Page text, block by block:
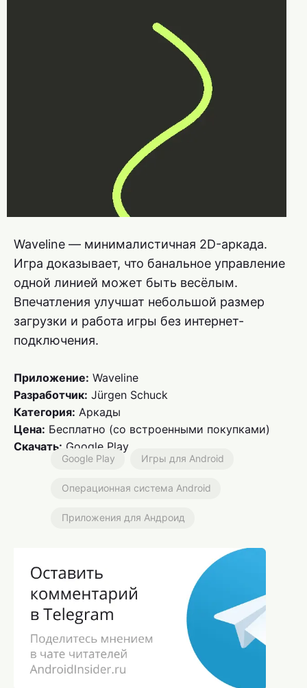
Waveline — минималистичная 2D-аркада.
Игра доказывает, что банальное управление
одной линией может быть весёлым.
Впечатления улучшат небольшой размер
загрузки и работа игры без интернет-
подключения.
Приложение: Waveline
Разработчик: Jürgen Schuck
Категория: Аркады
Цена: Бесплатно (со встроенными покупками)
Скачать: Google Play
Google Play Игры для Android
Операционная система Android
Приложения для Андроид